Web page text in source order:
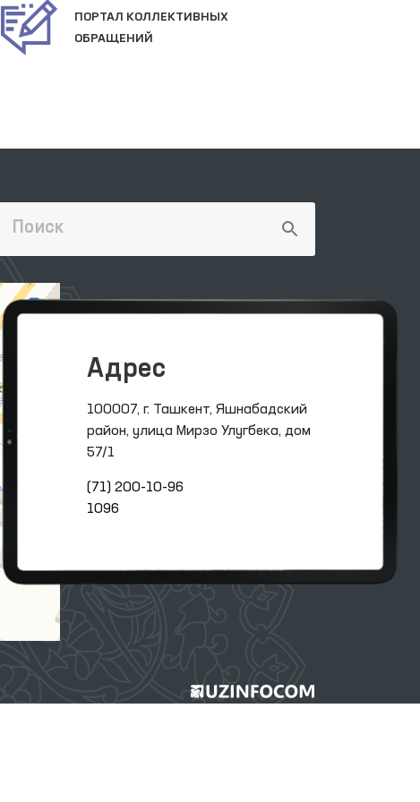
ПОРТАЛ КОЛЛЕКТИВНЫХ
ОБРАЩЕНИЙ
Адрес
100007, г. Ташкент, Яшнабадский
район, улица Мирзо Улугбека, дом
57/1
(71) 200-10-96
1096